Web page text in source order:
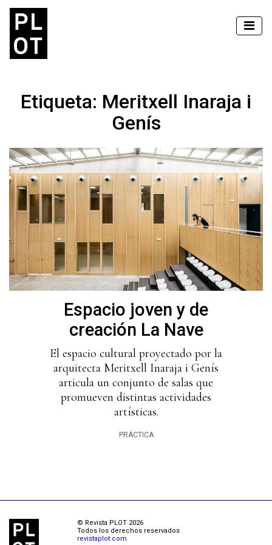
Etiqueta: Meritxell Inaraja i
Genís
Espacio joven y de
creación La Nave
El espacio cultural proyectado por la
arquitecta Meritxell Inaraja i Genís
articula un conjunto de salas que
promueven distintas actividades
artísticas.
PRÁCTICA
© Revista PLOT 2026
Todos los derechos reservados
revistaplot.com